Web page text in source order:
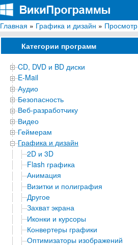
ВикиПрограммы
Энциклопедия бесплатных
Главная » Графика и дизайн » Просмотр
Категории программ
CD, DVD и BD диски
E-Mail
Аудио
Безопасность
Веб-разработчику
Видео
Геймерам
Графика и дизайн
2D и 3D
Flash графика
Анимация
Визитки и полиграфия
Другое
Захват экрана
Иконки и курсоры
Конвертеры графики
Оптимизаторы изображений